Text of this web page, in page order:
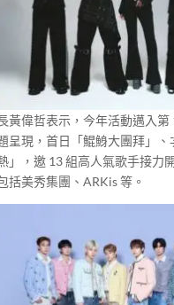
黃偉哲表示，今年活動邁入第
呈現，首日「鯤鯓大團拜」、
」，邀 13 組高人氣歌手接力
括美秀集團、ARKis 等。